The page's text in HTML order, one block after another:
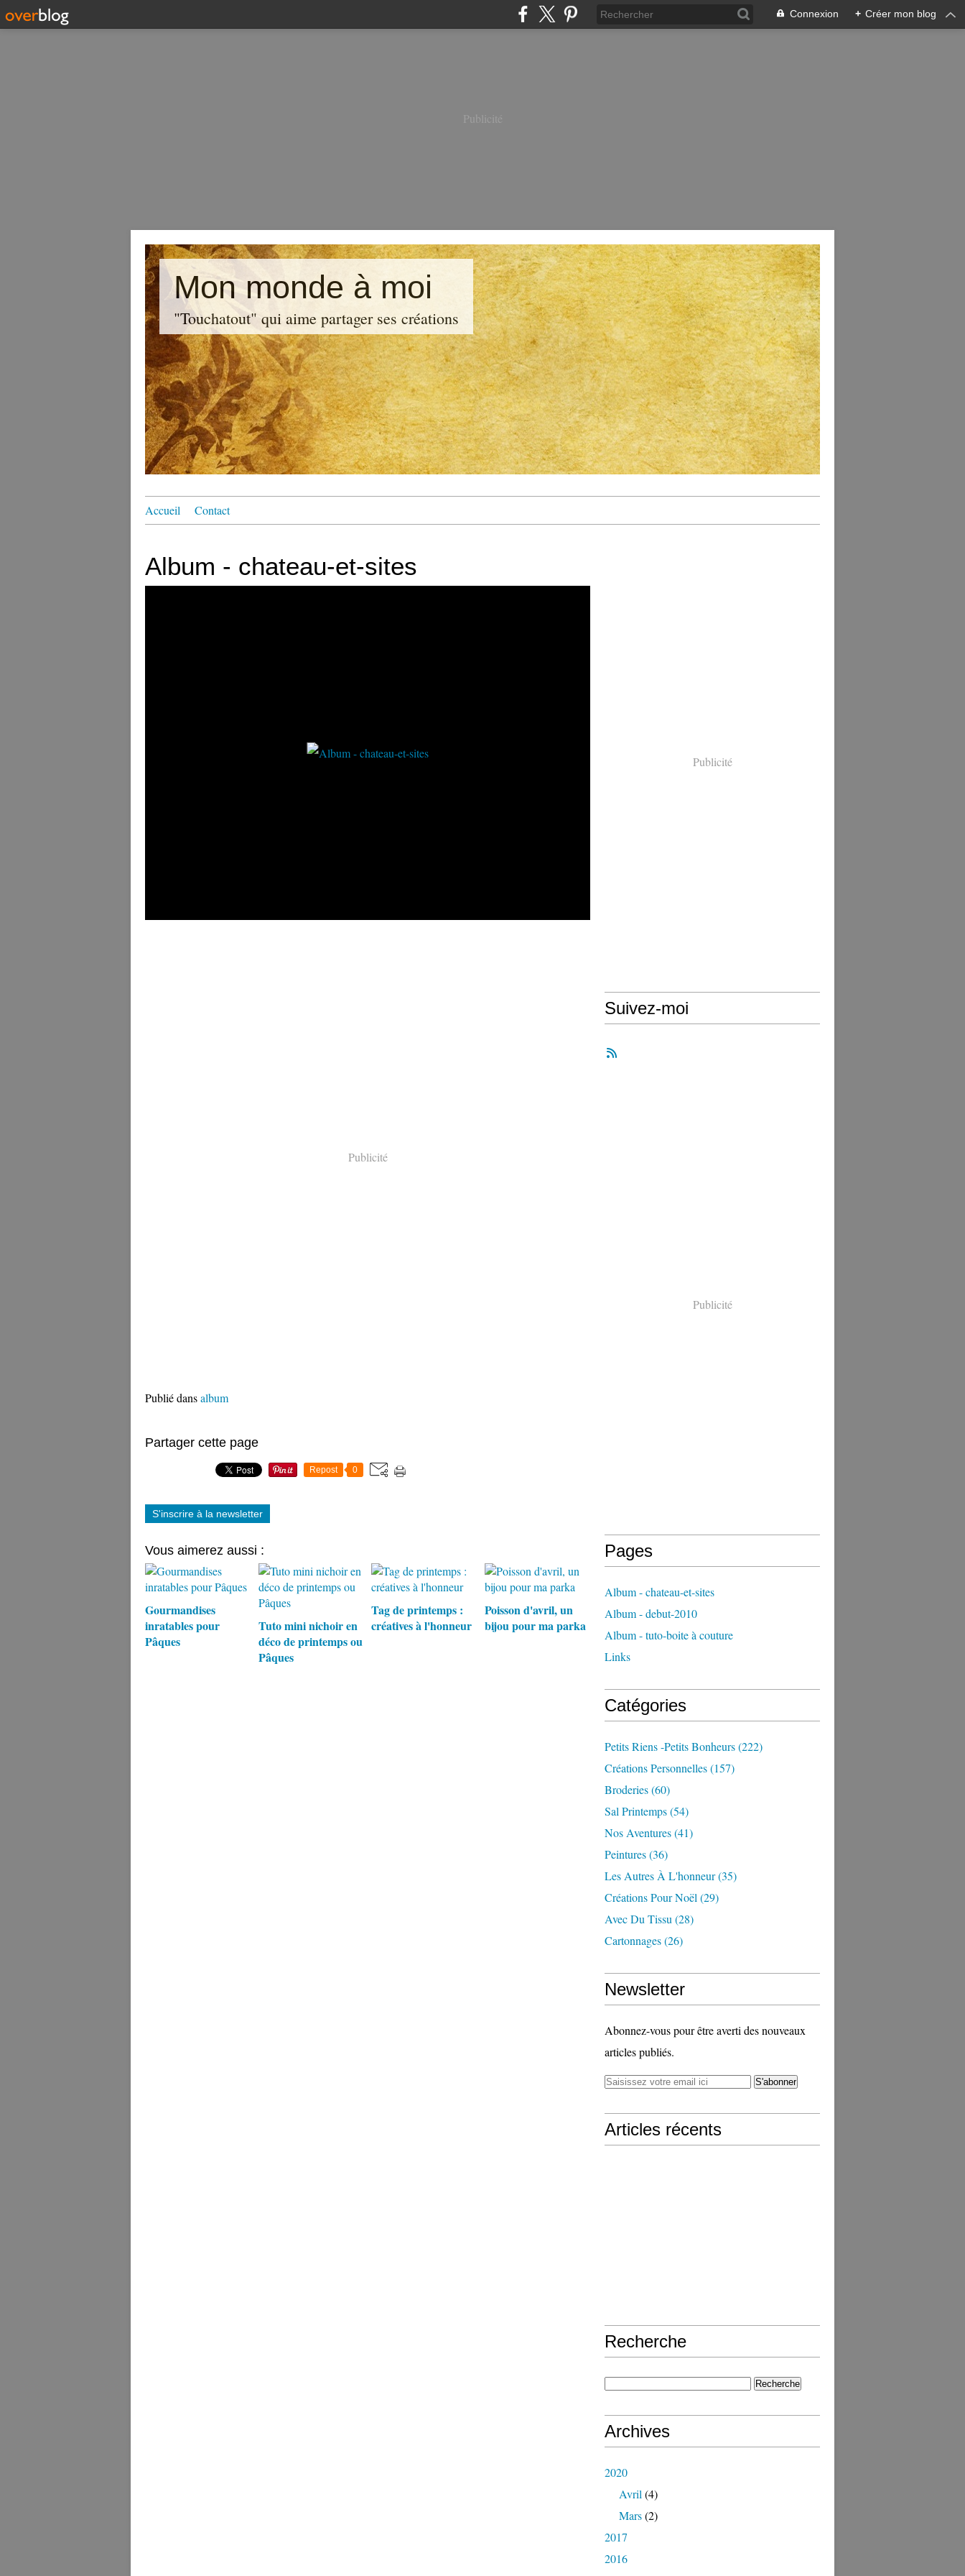
Connexion + Créer mon blog
Publicité
Mon monde à moi
"Touchatout" qui aime partager ses créations
Accueil Contact
Album - chateau-et-sites
Publicité
Publié dansalbum
Partager cette page
Repost 0
S'inscrire à la newsletter
Vous aimerez aussi :
Gourmandises
inratables pour
Pâques
Tuto mini nichoir en
déco de printemps ou
Pâques
Tag de printemps :
créatives à l'honneur
Poisson d'avril, un
bijou pour ma parka
Publicité
Suivez-moi
Publicité
Pages
Album - chateau-et-sites
Album - debut-2010
Album - tuto-boite à couture
Links
Catégories
Petits Riens -petits Bonheurs(222)
Créations Personnelles(157)
Broderies(60)
Sal Printemps(54)
Nos Aventures(41)
Peintures(36)
Les Autres À L'honneur(35)
Créations Pour Noël (29)
Avec Du Tissu (28)
Cartonnages(26)
Newsletter
Abonnez-vous pour être averti des nouveaux
articles publiés.
Articles récents
Recherche
Archives
2020
Avril (4)
Mars(2)
2017
2016